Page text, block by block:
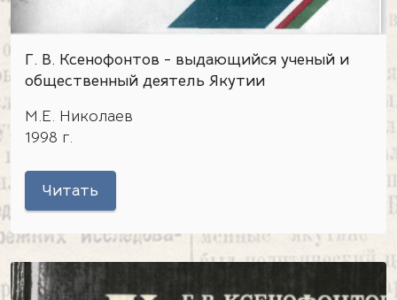
Г. В. Ксенофонтов - выдающийся ученый и
общественный деятель Якутии
М.Е. Николаев
1998 г.
Читать